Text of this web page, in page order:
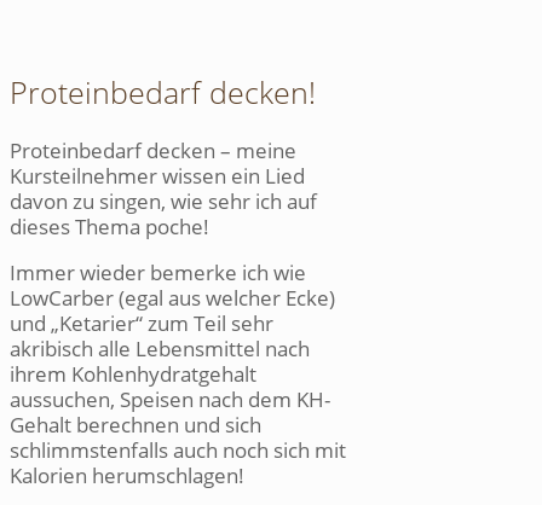
Proteinbedarf decken!
Proteinbedarf decken – meine
Kursteilnehmer wissen ein Lied
davon zu singen, wie sehr ich auf
dieses Thema poche!
Immer wieder bemerke ich wie
LowCarber (egal aus welcher Ecke)
und „Ketarier“ zum Teil sehr
akribisch alle Lebensmittel nach
ihrem Kohlenhydratgehalt
aussuchen, Speisen nach dem KH-
Gehalt berechnen und sich
schlimmstenfalls auch noch sich mit
Kalorien herumschlagen!